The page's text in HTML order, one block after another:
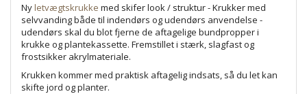
Nyletvægtskrukke med skifer look / struktur - Krukker med
selvvanding både til indendørs og udendørs anvendelse -
udendørs skal du blot fjerne de aftagelige bundpropper i
krukke og plantekassette. Fremstillet i stærk, slagfast og
frostsikker akrylmateriale.
Krukken kommer med praktisk aftagelig indsats, så du let kan
skifte jord og planter.